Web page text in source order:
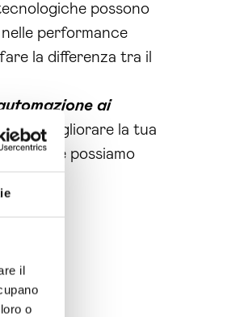
il
o
possono
performance
la differenza tra il
ai
per migliorare la tua
come possiamo